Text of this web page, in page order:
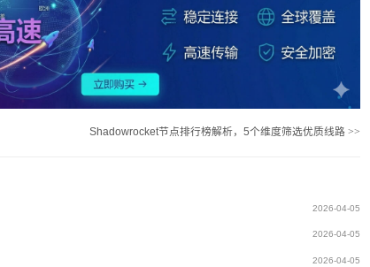
Shadowrocket节点排行榜解析，5个维度筛选优质线路>>
2026-04-05
2026-04-05
2026-04-05